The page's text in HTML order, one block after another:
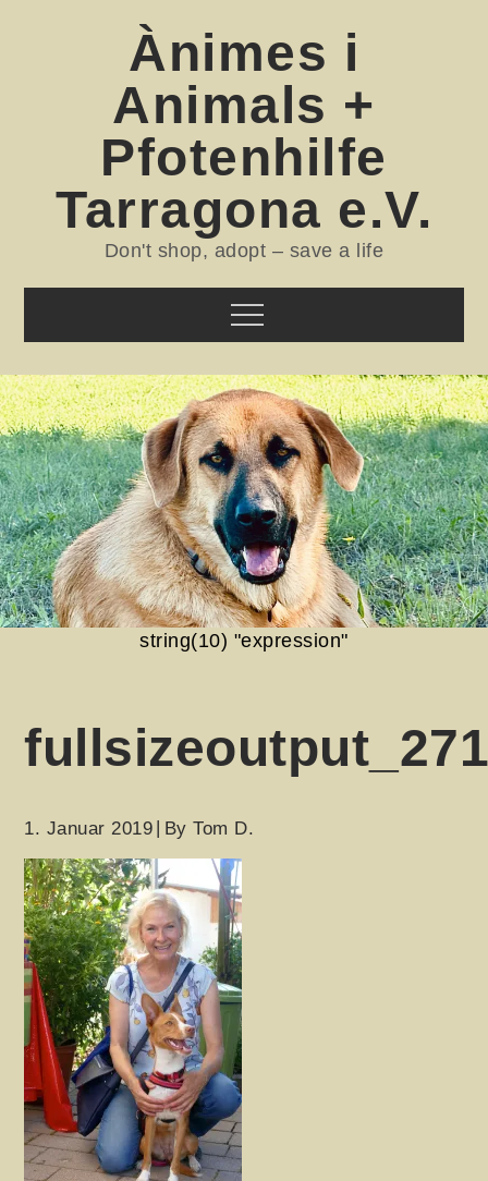
Ànimes i
Animals +
Pfotenhilfe
Tarragona e.V.
Don't shop, adopt – save a life
Menu
string(10) "expression"
1. Januar 2019 ByTom D.